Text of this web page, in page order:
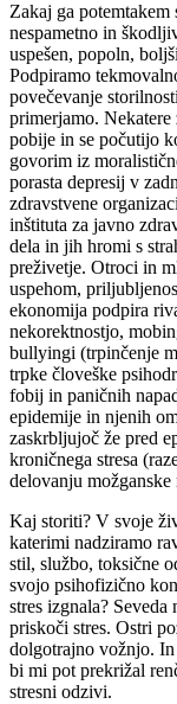
Zakaj ga potemtakem
nespametno in
uspešen, popoln,
Podpiramo
povečevanje
primerjamo.
pobije in se počutijo
govorim iz
porasta depresij v
zdravstvene
inštituta za javno
dela in jih hromi s
preživetje. Otroci in
uspehom,
ekonomija podpira
nekorektnostjo,
bullyingi (trpinčenje
trpke človeške
fobij in paničnih
epidemije in njenih
zaskrbljujoč že pred
kroničnega stresa
delovanju
Kaj storiti? V svoje
katerimi nadziramo
stil, službo, toksične
svojo psihofizično
stres izgnala?
priskoči stres. Ostri
dolgotrajno vožnjo.
bi mi pot prekrižal
stresni odzivi.